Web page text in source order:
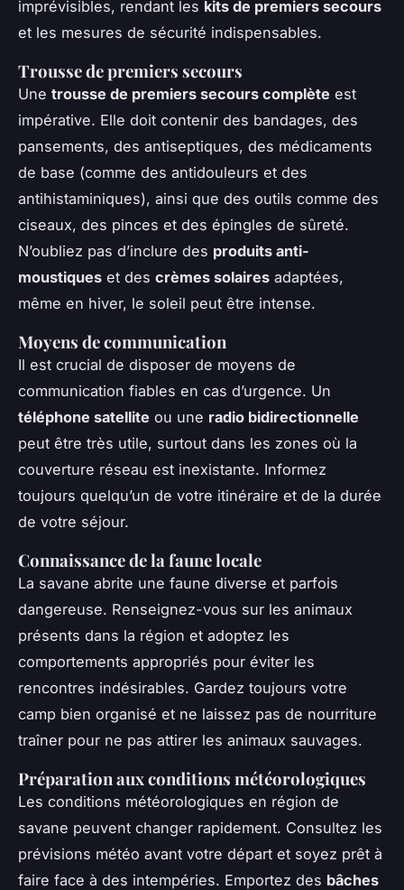
imprévisibles, rendant les kits de premiers secours
et les mesures de sécurité indispensables.
Trousse de premiers secours
Une trousse de premiers secours complète est
impérative. Elle doit contenir des bandages, des
pansements, des antiseptiques, des médicaments
de base (comme des antidouleurs et des
antihistaminiques), ainsi que des outils comme des
ciseaux, des pinces et des épingles de sûreté.
N’oubliez pas d’inclure des produits anti-
moustiques et des crèmes solaires adaptées,
même en hiver, le soleil peut être intense.
Moyens de communication
Il est crucial de disposer de moyens de
communication fiables en cas d’urgence. Un
téléphone satellite ou une radio bidirectionnelle
peut être très utile, surtout dans les zones où la
couverture réseau est inexistante. Informez
toujours quelqu’un de votre itinéraire et de la durée
de votre séjour.
Connaissance de la faune locale
La savane abrite une faune diverse et parfois
dangereuse. Renseignez-vous sur les animaux
présents dans la région et adoptez les
comportements appropriés pour éviter les
rencontres indésirables. Gardez toujours votre
camp bien organisé et ne laissez pas de nourriture
traîner pour ne pas attirer les animaux sauvages.
Préparation aux conditions météorologiques
Les conditions météorologiques en région de
savane peuvent changer rapidement. Consultez les
prévisions météo avant votre départ et soyez prêt à
faire face à des intempéries. Emportez des bâches